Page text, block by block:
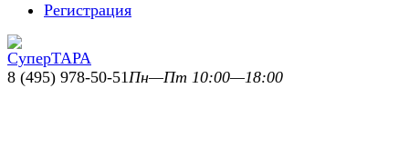
Регистрация
8 (495) 978-50-51Пн—Пт 10:00—18:00